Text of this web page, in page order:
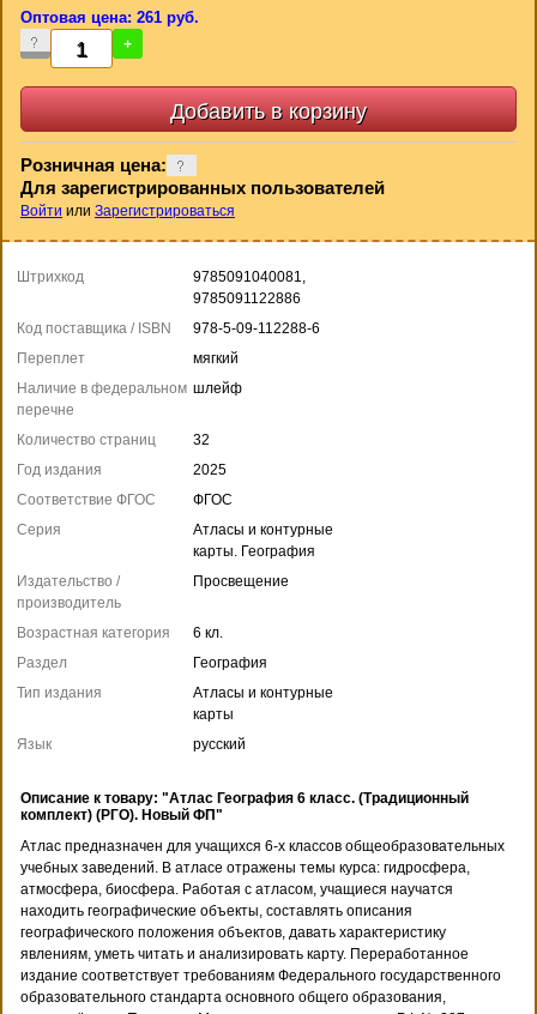
Оптовая цена: 261 руб.
- +
Розничная цена:
Для зарегистрированных пользователей
Войти или Зарегистрироваться
Штрихкод
9785091040081,
9785091122886
Код поставщика / ISBN
978-5-09-112288-6
Переплет
мягкий
Наличие в федеральном
перечне
шлейф
Количество страниц
32
Год издания
2025
Соответствие ФГОС
ФГОС
Серия
Атласы и контурные
карты. География
Издательство /
производитель
Просвещение
Возрастная категория
6 кл.
Раздел
География
Тип издания
Атласы и контурные
карты
Язык
русский
Описание к товару: "Атлас География 6 класс. (Традиционный
комплект) (РГО). Новый ФП"
Атлас предназначен для учащихся 6-х классов общеобразовательных
учебных заведений. В атласе отражены темы курса: гидросфера,
атмосфера, биосфера. Работая с атласом, учащиеся научатся
находить географические объекты, составлять описания
географического положения объектов, давать характеристику
явлениям, уметь читать и анализировать карту. Переработанное
издание соответствует требованиям Федерального государственного
образовательного стандарта основного общего образования,